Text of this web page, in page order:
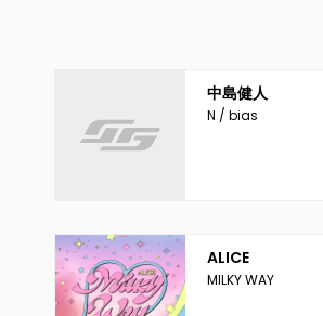
中島健人
N / bias
ALICE
MILKY WAY